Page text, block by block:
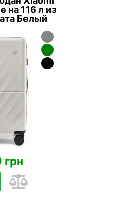
на 116 л из
Белый
грн